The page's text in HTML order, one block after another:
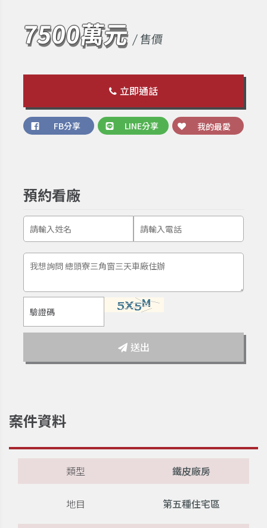
7500萬元/ 售價
立即通話
FB分享 LINE分享 我的最愛
預約看廠
送出
案件資料
類型 鐵皮廠房
地目 第五種住宅區